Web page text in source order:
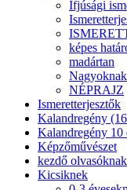
Ifjúsági
képes
madártan
Nagyoknak
NÉPRAJZ
Ismeretterjesztők
Kalandregény
Kalandregény 10
Képzőművészet
kezdő olvasóknak
Kicsiknek